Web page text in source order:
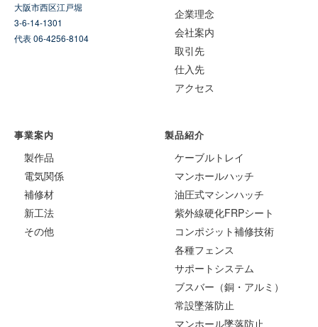
大阪市西区江戸堀
3-6-14-1301
代表 06-4256-8104
企業理念
会社案内
取引先
仕入先
アクセス
事業案内
製作品
電気関係
補修材
新工法
その他
製品紹介
ケーブルトレイ
マンホールハッチ
油圧式マシンハッチ
紫外線硬化FRPシート
コンポジット補修技術
各種フェンス
サポートシステム
ブスバー（銅・アルミ）
常設墜落防止
マンホール墜落防止